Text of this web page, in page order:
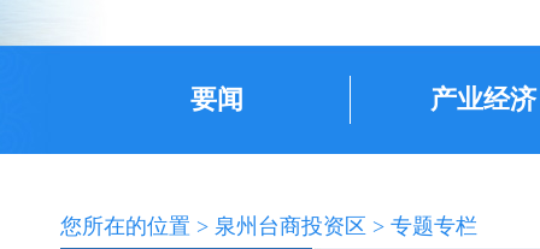
要闻 产业经济
您所在的位置 > 泉州台商投资区 > 专题专栏